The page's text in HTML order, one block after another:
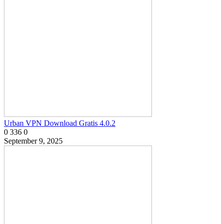
Urban VPN Download Gratis 4.0.2
0 336 0
September 9, 2025